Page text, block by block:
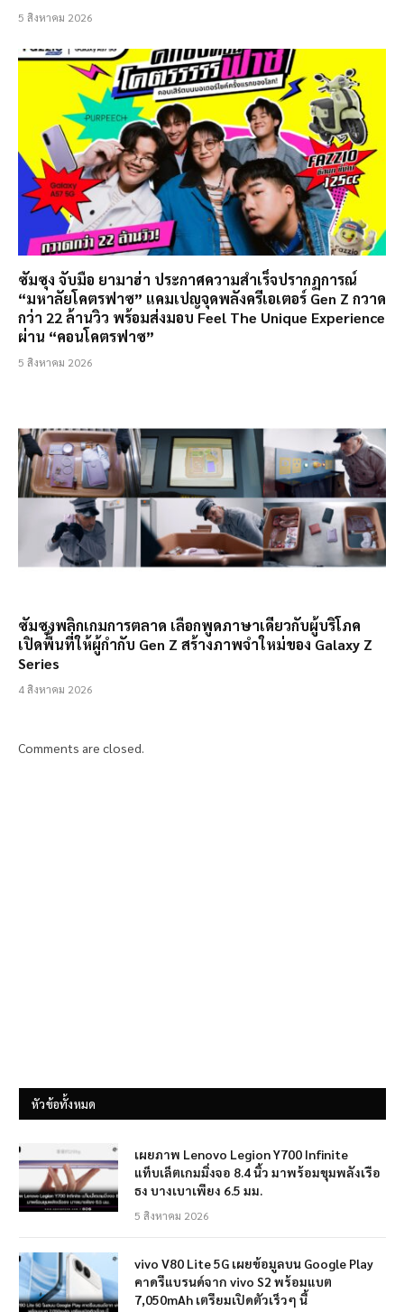
5 สิงหาคม 2026
ซัมซุง จับมือ ยามาฮ่า ประกาศความสำเร็จปรากฏการณ์
“มหาลัยโคตรฟาซ” แคมเปญจุดพลังครีเอเตอร์ Gen Z กวาด
กว่า 22 ล้านวิว พร้อมส่งมอบ Feel The Unique Experience
ผ่าน “คอนโคตรฟาซ”
5 สิงหาคม 2026
ซัมซุงพลิกเกมการตลาด เลือกพูดภาษาเดียวกับผู้บริโภค
เปิดพื้นที่ให้ผู้กำกับ Gen Z สร้างภาพจำใหม่ของ Galaxy Z
Series
4 สิงหาคม 2026
Comments are closed.
หัวข้อทั้งหมด
เผยภาพ Lenovo Legion Y700 Infinite
แท็บเล็ตเกมมิ่งจอ 8.4 นิ้ว มาพร้อมขุมพลังเรือ
ธง บางเบาเพียง 6.5 มม.
5 สิงหาคม 2026
vivo V80 Lite 5G เผยข้อมูลบน Google Play
คาดรีแบรนด์จาก vivo S2 พร้อมแบต
7,050mAh เตรียมเปิดตัวเร็วๆ นี้